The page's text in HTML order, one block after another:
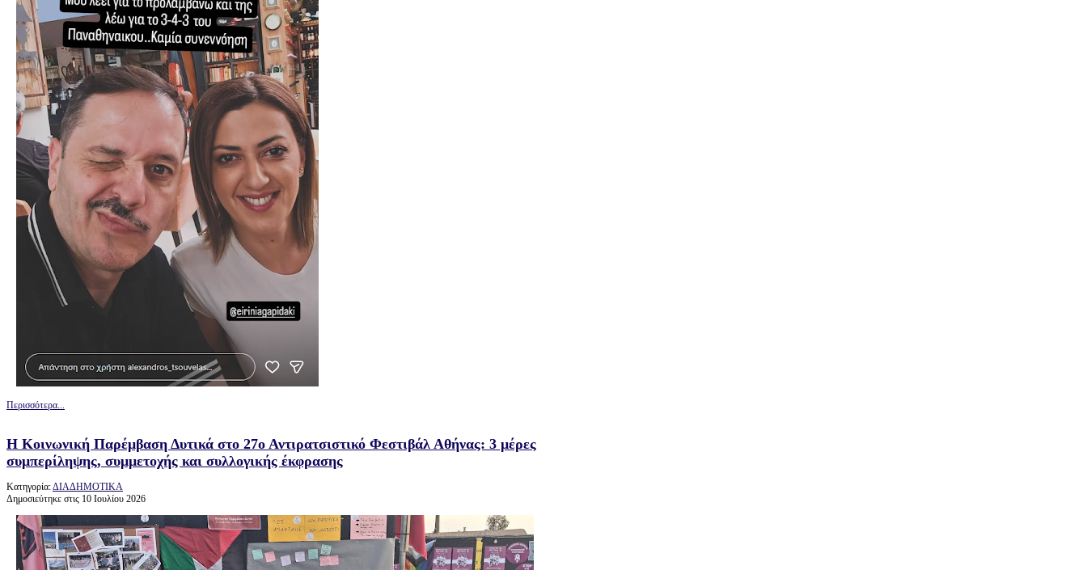
Περισσότερα...
Η Κοινωνική Παρέμβαση Δυτικά στο 27ο Αντιρατσιστικό Φεστιβάλ Αθήνας: 3 μέρες
συμπερίληψης, συμμετοχής και συλλογικής έκφρασης
Κατηγορία:ΔΙΑΔΗΜΟΤΙΚΑ
Δημοσιεύτηκε στις 10 Ιουλίου 2026